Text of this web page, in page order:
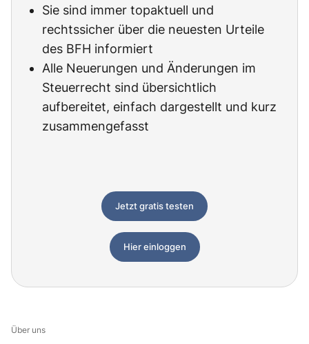
Sie sind immer topaktuell und
rechtssicher über die neuesten Urteile
des BFH informiert
Alle Neuerungen und Änderungen im
Steuerrecht sind übersichtlich
aufbereitet, einfach dargestellt und kurz
zusammengefasst
Jetzt gratis testen
Hier einloggen
Über uns